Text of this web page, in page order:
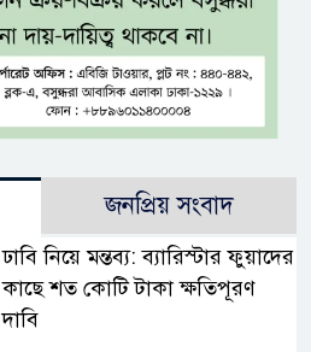
জনপ্রিয় সংবাদ
ঢাবি নিয়ে মন্তব্য: ব্যারিস্টার ফুয়াদের
কাছে শত কোটি টাকা ক্ষতিপূরণ
দাবি